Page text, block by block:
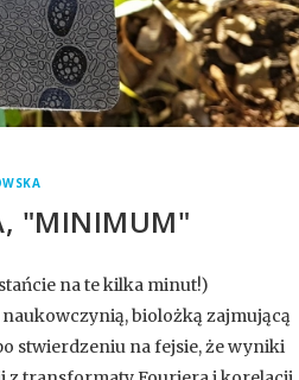
"MINIMUM"
na te kilka minut!)
biolożką zajmującą
stwierdzeniu na fejsie, że wyniki